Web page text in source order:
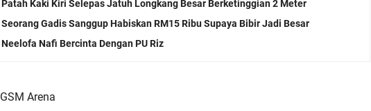
Patah Kaki Kiri Selepas Jatuh Longkang Besar Berketinggian 2 Meter
Seorang Gadis Sanggup Habiskan RM15 Ribu Supaya Bibir Jadi Besar
Neelofa Nafi Bercinta Dengan PU Riz
GSM Arena